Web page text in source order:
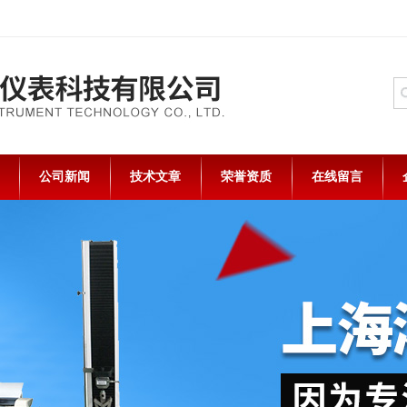
公司新闻 技术文章 荣誉资质 在线留言